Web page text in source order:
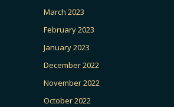
March 2023
February 2023
January 2023
December 2022
November 2022
October 2022